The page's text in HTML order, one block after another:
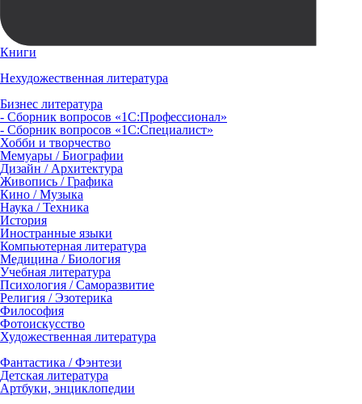
Книги
Нехудожественная литература
Бизнес литература
- Сборник вопросов «1С:Профессионал»
- Сборник вопросов «1С:Специалист»
Хобби и творчество
Мемуары / Биографии
Дизайн / Архитектура
Живопись / Графика
Кино / Музыка
Наука / Техника
История
Иностранные языки
Компьютерная литература
Медицина / Биология
Учебная литература
Психология / Саморазвитие
Религия / Эзотерика
Философия
Фотоискусство
Художественная литература
Фантастика / Фэнтези
Детская литература
Артбуки, энциклопедии